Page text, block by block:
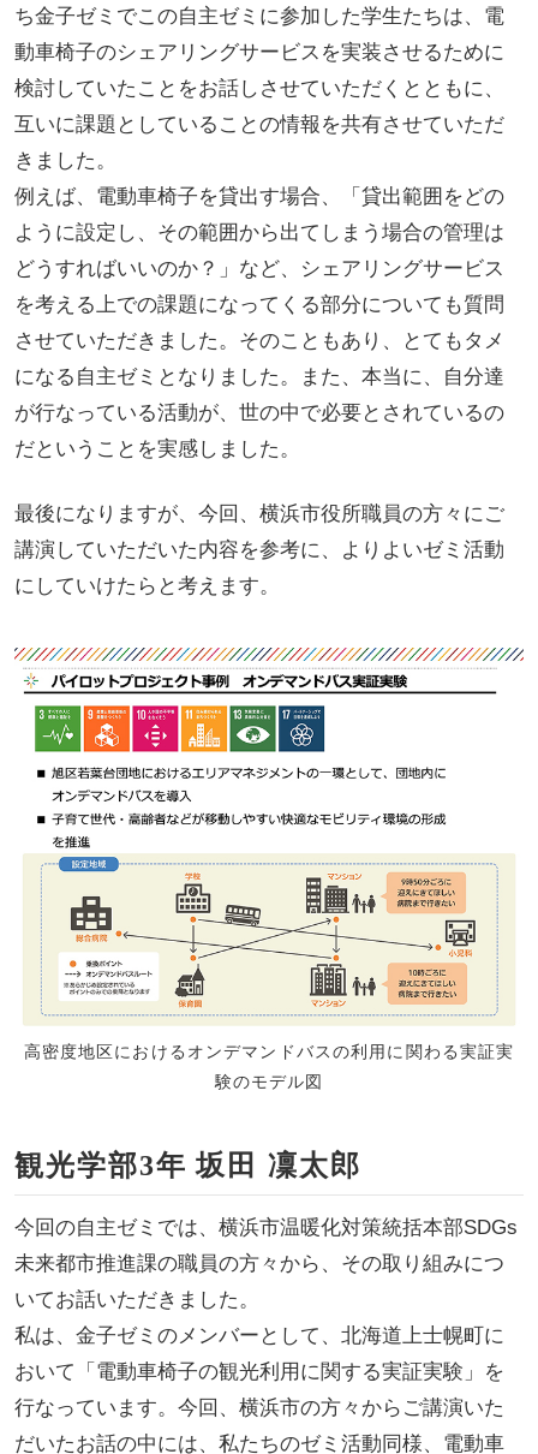
ち金子ゼミでこの自主ゼミに参加した学生たちは、電
動車椅子のシェアリングサービスを実装させるために
検討していたことをお話しさせていただくとともに、
互いに課題としていることの情報を共有させていただ
きました。
例えば、電動車椅子を貸出す場合、「貸出範囲をどの
ように設定し、その範囲から出てしまう場合の管理は
どうすればいいのか？」など、シェアリングサービス
を考える上での課題になってくる部分についても質問
させていただきました。そのこともあり、とてもタメ
になる自主ゼミとなりました。また、本当に、自分達
が行なっている活動が、世の中で必要とされているの
だということを実感しました。
最後になりますが、今回、横浜市役所職員の方々にご
講演していただいた内容を参考に、よりよいゼミ活動
にしていけたらと考えます。
高密度地区におけるオンデマンドバスの利用に関わる実証実
験のモデル図
観光学部3年 坂田 凜太郎
今回の自主ゼミでは、横浜市温暖化対策統括本部SDGs
未来都市推進課の職員の方々から、その取り組みにつ
いてお話いただきました。
私は、金子ゼミのメンバーとして、北海道上士幌町に
おいて「電動車椅子の観光利用に関する実証実験」を
行なっています。今回、横浜市の方々からご講演いた
だいたお話の中には、私たちのゼミ活動同様、電動車